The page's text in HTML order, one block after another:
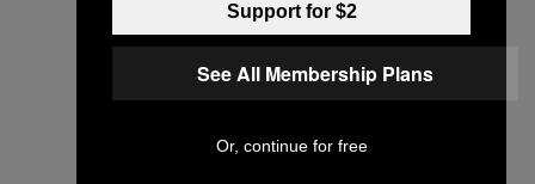
Support for $2
See All Membership Plans
Or, continue for free